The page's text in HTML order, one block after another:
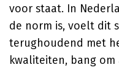
voor staat. In
de norm is, voelt dit
terughoudend met
kwaliteiten, bang